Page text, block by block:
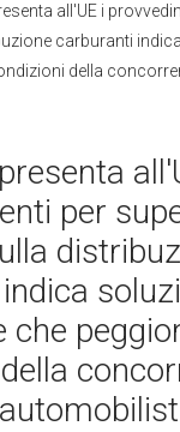
all'UE i
carburanti
della
per
che